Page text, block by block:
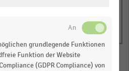
grundlegende Funktionen
Funktion der Website
(GDPR Compliance) von